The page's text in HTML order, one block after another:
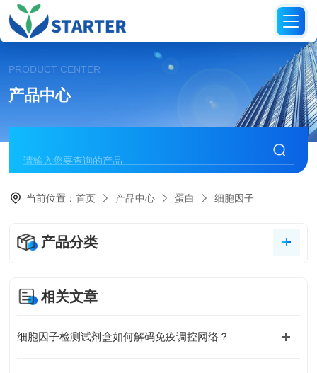
PRODUCT CENTER
产品中心
当前位置：首页 产品中心 蛋白 细胞因子
产品分类
相关文章
细胞因子检测试剂盒如何解码免疫调控网络？